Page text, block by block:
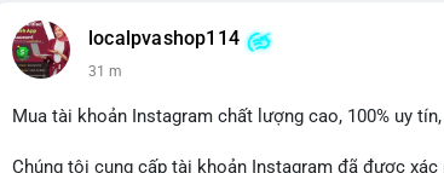
localpvashop114
31 m
Mua tài khoản Instagram chất lượng cao, 100% uy
Chúng tôi cung cấp tài khoản Instagram đã được